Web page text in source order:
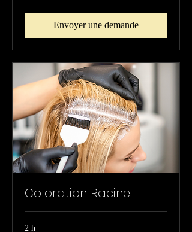
Envoyer une demande
Coloration Racine
2 h